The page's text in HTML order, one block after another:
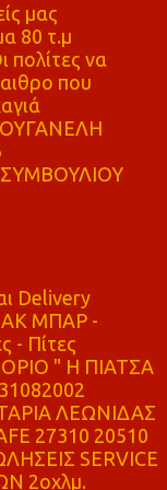
μας
80 τ.μ
να
που
Delivery
ΜΠΑΡ -
- Πίτες
" Η ΠΙΑΤΣΑ
ΛΕΩΝΙΔΑΣ
27310 20510
SERVICE
2οχλμ.